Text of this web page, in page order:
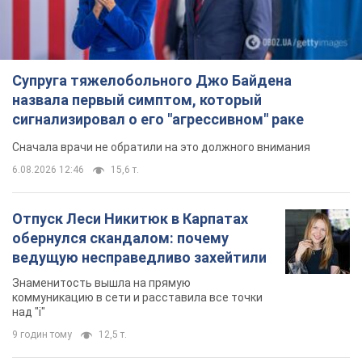
Супруга тяжелобольного Джо Байдена
назвала первый симптом, который
сигнализировал о его "агрессивном" раке
Сначала врачи не обратили на это должного внимания
6.08.2026 12:46 15,6 т.
Отпуск Леси Никитюк в Карпатах
обернулся скандалом: почему
ведущую несправедливо захейтили
Знаменитость вышла на прямую
коммуникацию в сети и расставила все точки
над "i"
9 годин тому 12,5 т.